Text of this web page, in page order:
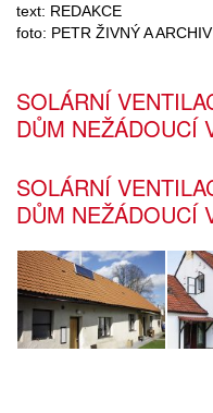
text: REDAKCE
foto: PETR ŽIVNÝ A ARCHIV
SOLÁRNÍ
DŮM NEŽÁDOUCÍ
SOLÁRNÍ
DŮM NEŽÁDOUCÍ